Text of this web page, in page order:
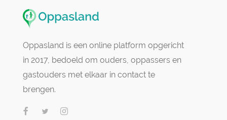
Oppasland is een online platform opgericht
in 2017, bedoeld om ouders, oppassers en
gastouders met elkaar in contact te
brengen.